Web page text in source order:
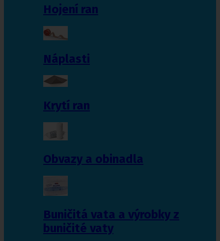
Hojení ran
Náplasti
Krytí ran
Obvazy a obinadla
Buničitá vata a výrobky z
buničité vaty